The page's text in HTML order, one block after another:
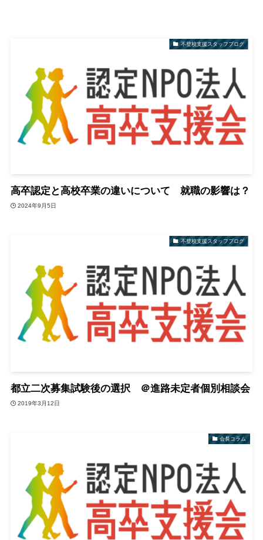
不登校支援スタッフブログ
高卒認定と高校卒業の違いについて 就職の影響は？
2024年9月5日
不登校支援スタッフブログ
都立二次募集試験後の選択 ＠進路未定者個別相談会
2019年3月12日
会長コラム